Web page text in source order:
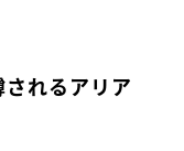
れるアリア